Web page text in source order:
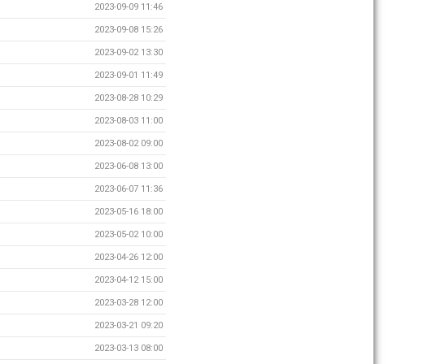
2023-09-09 11:46
2023-09-08 15:26
2023-09-02 13:30
2023-09-01 11:49
2023-08-28 10:29
2023-08-03 11:00
2023-08-02 09:00
2023-06-08 13:00
2023-06-07 11:36
2023-05-16 18:00
2023-05-02 10:00
2023-04-26 12:00
2023-04-12 15:00
2023-03-28 12:00
2023-03-21 09:20
2023-03-13 08:00